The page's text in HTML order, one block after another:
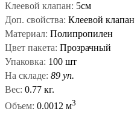
Клеевой клапан: 5см
Доп. свойства: Клеевой клапан
Материал: Полипропилен
Цвет пакета: Прозрачный
Упаковка: 100 шт
На складе: 89 уп.
Вес: 0.77 кг.
Объем: 0.0012 м3